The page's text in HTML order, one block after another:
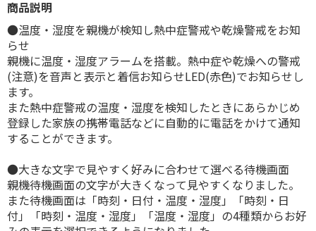
商品説明
●温度・湿度を親機が検知し熱中症警戒や乾燥警戒をお知
らせ
親機に温度・湿度アラームを搭載。熱中症や乾燥への警戒
(注意)を音声と表示と着信お知らせLED(赤色)でお知らせし
ます。
また熱中症警戒の温度・湿度を検知したときにあらかじめ
登録した家族の携帯電話などに自動的に電話をかけて通知
することができます。
●大きな文字で見やすく好みに合わせて選べる待機画面
親機待機画面の文字が大きくなって見やすくなりました。
また待機画面は「時刻・日付・温度・湿度」「時刻・日
付」「時刻・温度・湿度」「温度・湿度」の4種類からお好